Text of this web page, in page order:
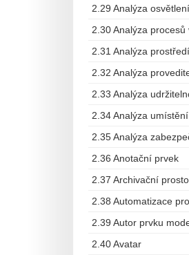
2.29 Analýza osvětlení
2.30 Analýza procesů
2.31 Analýza prostředí
2.32 Analýza
2.33 Analýza
2.34 Analýza
2.35 Analýza
2.36 Anotační prvek
2.37 Archivační
2.38 Automatizace
2.39 Autor prvku
2.40 Avatar